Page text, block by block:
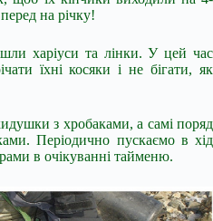
на річку!
харіуси та лінки. У цей час
їхні косяки і не бігати, як
з хробаками, а самі поряд
Періодично пускаємо в хід
в очікуванні тайменю.